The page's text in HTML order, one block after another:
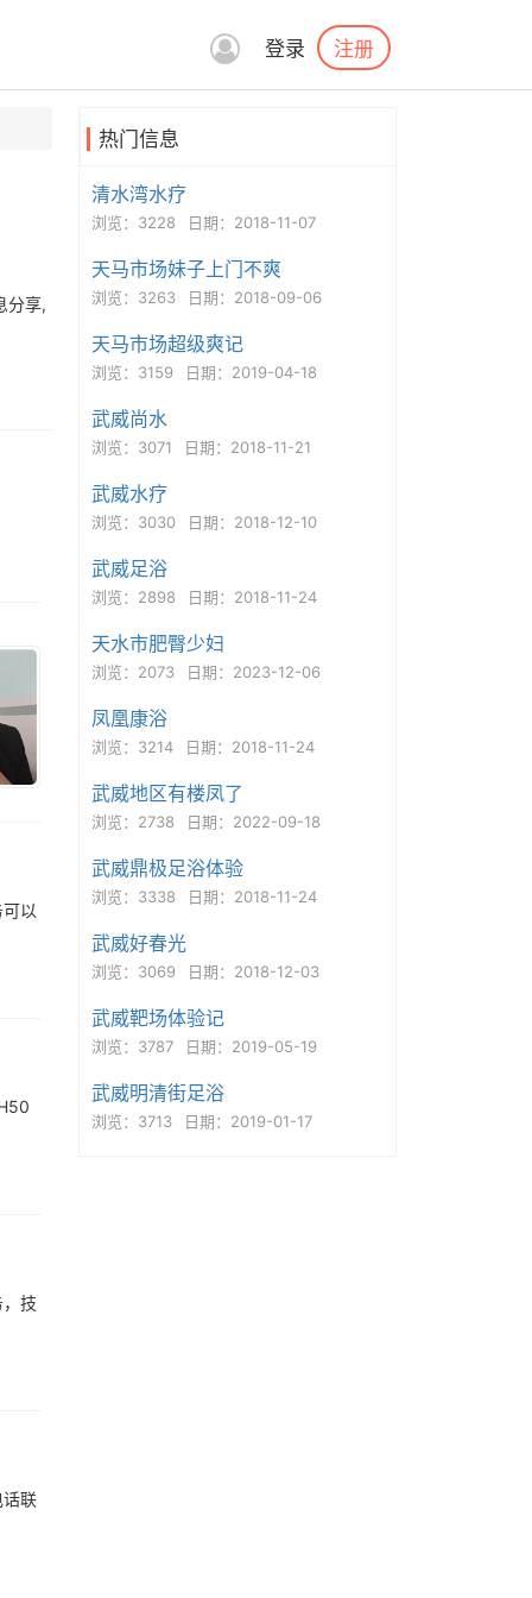
登录 注册
分享,
以
技
联
热门信息
清水湾水疗
浏览：3228 日期：2018-11-07
天马市场妹子上门不爽
浏览：3263 日期：2018-09-06
天马市场超级爽记
浏览：3159 日期：2019-04-18
武威尚水
浏览：3071 日期：2018-11-21
武威水疗
浏览：3030 日期：2018-12-10
武威足浴
浏览：2898 日期：2018-11-24
天水市肥臀少妇
浏览：2073 日期：2023-12-06
凤凰康浴
浏览：3214 日期：2018-11-24
武威地区有楼凤了
浏览：2738 日期：2022-09-18
武威鼎极足浴体验
浏览：3338 日期：2018-11-24
武威好春光
浏览：3069 日期：2018-12-03
武威靶场体验记
浏览：3787 日期：2019-05-19
武威明清街足浴
浏览：3713 日期：2019-01-17